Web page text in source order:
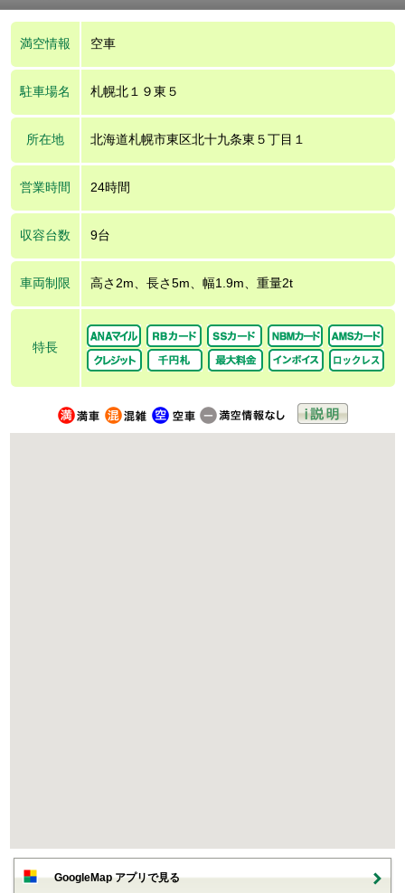
満空情報 空車
駐車場名 札幌北１９東５
所在地 北海道札幌市東区北十九条東５丁目１
営業時間 24時間
収容台数 9台
車両制限 高さ2m、長さ5m、幅1.9m、重量2t
特長
GoogleMap アプリで見る